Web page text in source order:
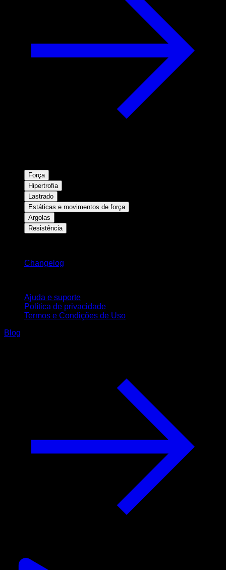
Força
Hipertrofia
Lastrado
Estáticas e movimentos de força
Argolas
Resistência
Changelog
Ajuda e suporte
Política de privacidade
Termos e Condições de Uso
Blog